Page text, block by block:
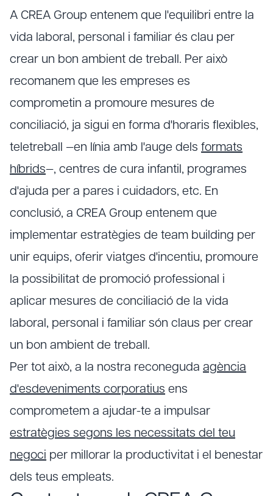
A CREA Group entenem que l'equilibri entre la
vida laboral, personal i familiar és clau per
crear un bon ambient de treball. Per això
recomanem que les empreses es
comprometin a promoure mesures de
conciliació, ja sigui en forma d'horaris flexibles,
teletreball —en línia amb l'auge dels formats
híbrids—, centres de cura infantil, programes
d'ajuda per a pares i cuidadors, etc. En
conclusió, a CREA Group entenem que
implementar estratègies de team building per
unir equips, oferir viatges d'incentiu, promoure
la possibilitat de promoció professional i
aplicar mesures de conciliació de la vida
laboral, personal i familiar són claus per crear
un bon ambient de treball.
Per tot això, a la nostra reconeguda agència
d'esdeveniments corporatius ens
comprometem a ajudar-te a impulsar
estratègies segons les necessitats del teu
negoci per millorar la productivitat i el benestar
dels teus empleats.